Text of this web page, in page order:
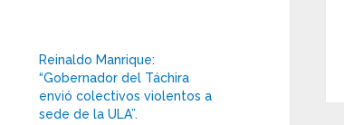
Reinaldo Manrique:
“Gobernador del Táchira
envió colectivos violentos a
sede de la ULA”.